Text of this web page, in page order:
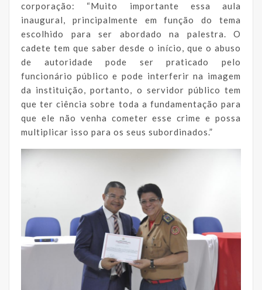
corporação: “Muito importante essa aula
inaugural, principalmente em função do tema
escolhido para ser abordado na palestra. O
cadete tem que saber desde o início, que o abuso
de autoridade pode ser praticado pelo
funcionário público e pode interferir na imagem
da instituição, portanto, o servidor público tem
que ter ciência sobre toda a fundamentação para
que ele não venha cometer esse crime e possa
multiplicar isso para os seus subordinados.”